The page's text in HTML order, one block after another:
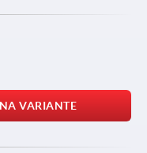
VARIANTE